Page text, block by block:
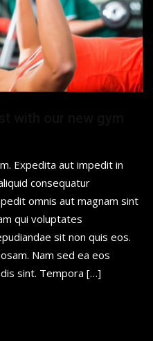
Expedita aut impedit in
consequatur
omnis aut magnam sint
qui voluptates
sit non quis eos.
Nam sed ea eos
sint. Tempora […]